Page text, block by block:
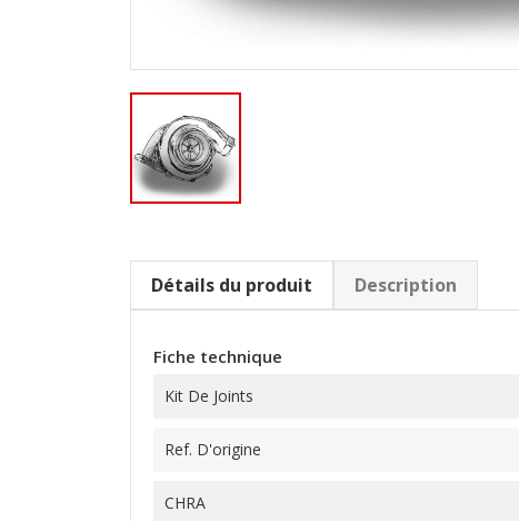
Détails du produit Description
Fiche technique
Kit De Joints
Ref. D'origine
CHRA